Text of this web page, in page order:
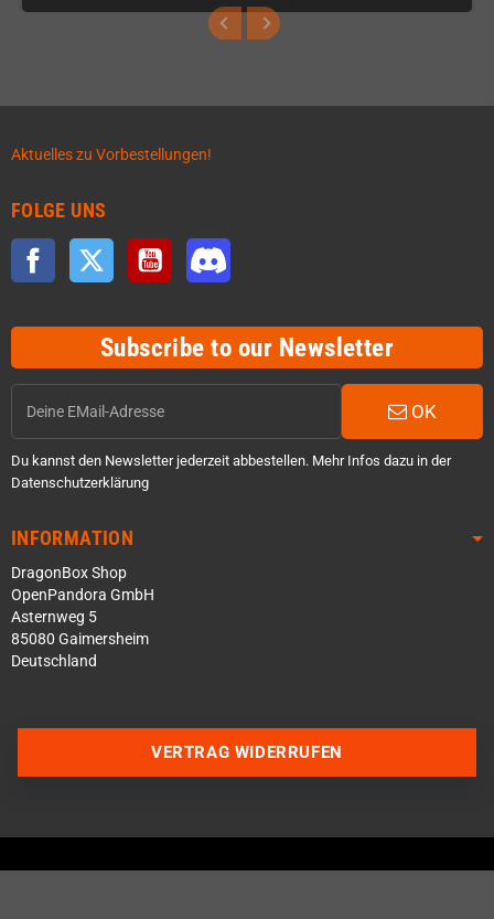
Aktuelles zu Vorbestellungen!
FOLGE UNS
Facebook Twitter YouTube
Subscribe to our Newsletter
OK
Du kannst den Newsletter jederzeit abbestellen. Mehr Infos dazu in der
Datenschutzerklärung
INFORMATION
DragonBox Shop
OpenPandora GmbH
Asternweg 5
85080 Gaimersheim
Deutschland
Über WhatsApp schreiben
Discord Server beitreten
VERTRAG WIDERRUFEN